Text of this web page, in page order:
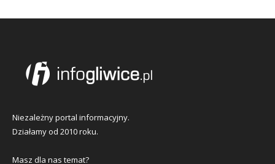
Niezależny portal informacyjny.
Działamy od 2010 roku.
Masz dla nas temat?